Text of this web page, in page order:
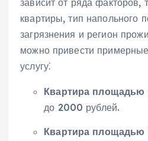
зависит от ряда факторов,
квартиры, тип напольного
загрязнения и регион
можно привести
услугу⁚
Квартира площадью
до 2000 рублей.
Квартира площадью